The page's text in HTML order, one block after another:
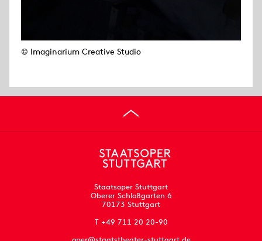
© Imaginarium Creative Studio
Staatsoper Stuttgart
Oberer Schloßgarten 6
70173 Stuttgart
T +49 711 20 20-90